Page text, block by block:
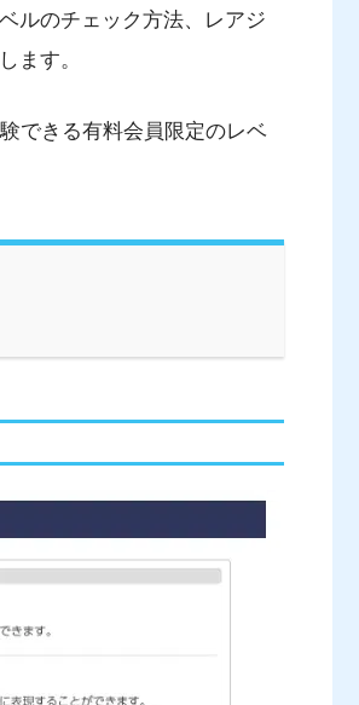
ルのチェック方法、レアジ
ます。
できる有料会員限定のレベ